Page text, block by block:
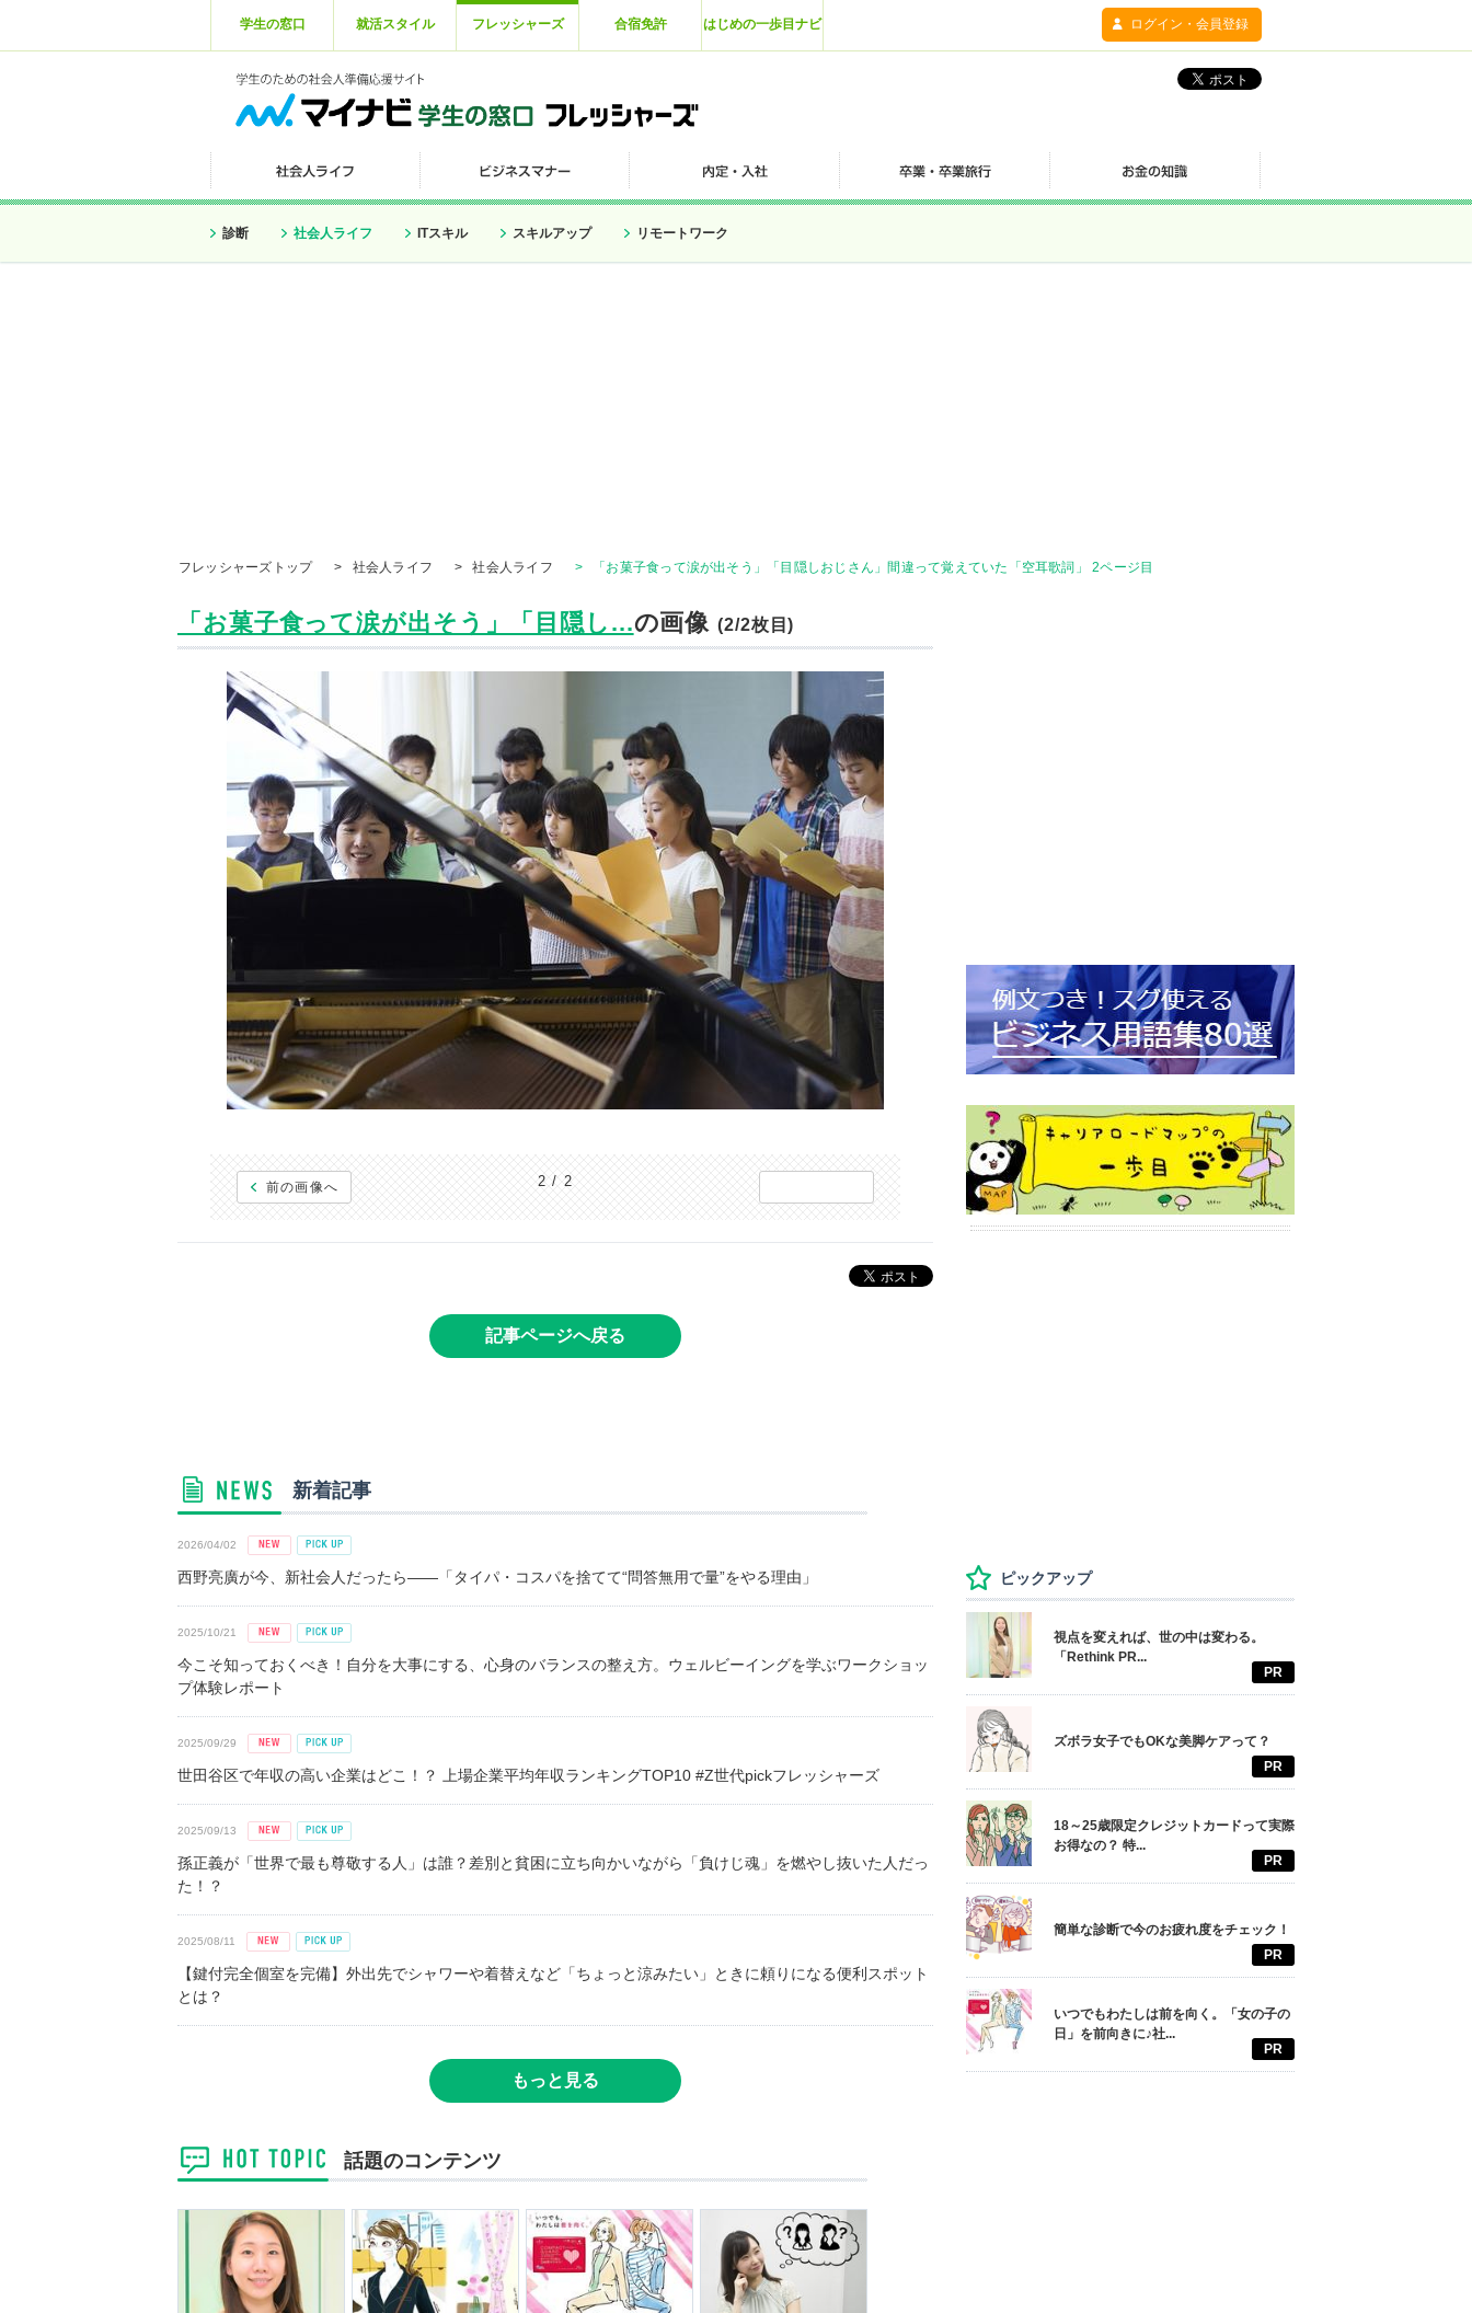
学生の窓口 就活スタイル フレッシャーズ 合宿免許 はじめの一歩目ナビ ログイン・会員登録
診断 社会人ライフ ITスキル スキルアップ リモートワーク
フレッシャーズトップ > 社会人ライフ > 社会人ライフ > 「お菓子食って涙が出そう」「目隠しおじさん」間違って覚えていた「空耳歌詞」 2ページ目
「お菓子食って涙が出そう」「目隠し...の画像(2/2枚目)
前の画像へ 2 / 2
記事ページへ戻る
新着記事
2026/04/02
西野亮廣が今、新社会人だったら――「タイパ・コスパを捨てて“問答無用で量”をやる理由」
2025/10/21
今こそ知っておくべき！自分を大事にする、心身のバランスの整え方。ウェルビーイングを学ぶワークショッ
プ体験レポート
2025/09/29
世田谷区で年収の高い企業はどこ！？ 上場企業平均年収ランキングTOP10 #Z世代pickフレッシャーズ
2025/09/13
孫正義が「世界で最も尊敬する人」は誰？差別と貧困に立ち向かいながら「負けじ魂」を燃やし抜いた人だっ
た！？
2025/08/11
【鍵付完全個室を完備】外出先でシャワーや着替えなど「ちょっと涼みたい」ときに頼りになる便利スポット
とは？
もっと見る
話題のコンテンツ
ピックアップ
視点を変えれば、世の中は変わる。
「Rethink PR...
PR
ズボラ女子でもOKな美脚ケアって？
PR
18～25歳限定クレジットカードって実際
お得なの？ 特...
PR
簡単な診断で今のお疲れ度をチェック！
PR
いつでもわたしは前を向く。「女の子の
日」を前向きに♪社...
PR